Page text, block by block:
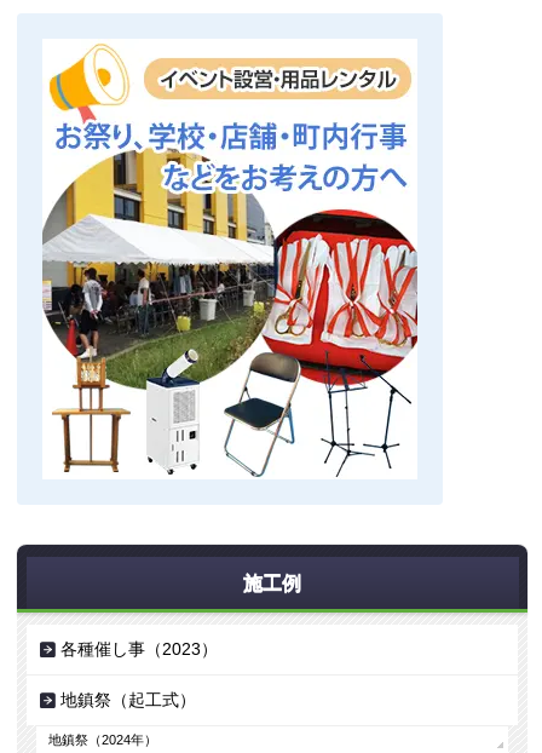
施工例
各種催し事（2023）
地鎮祭（起工式）
地鎮祭（2024年）